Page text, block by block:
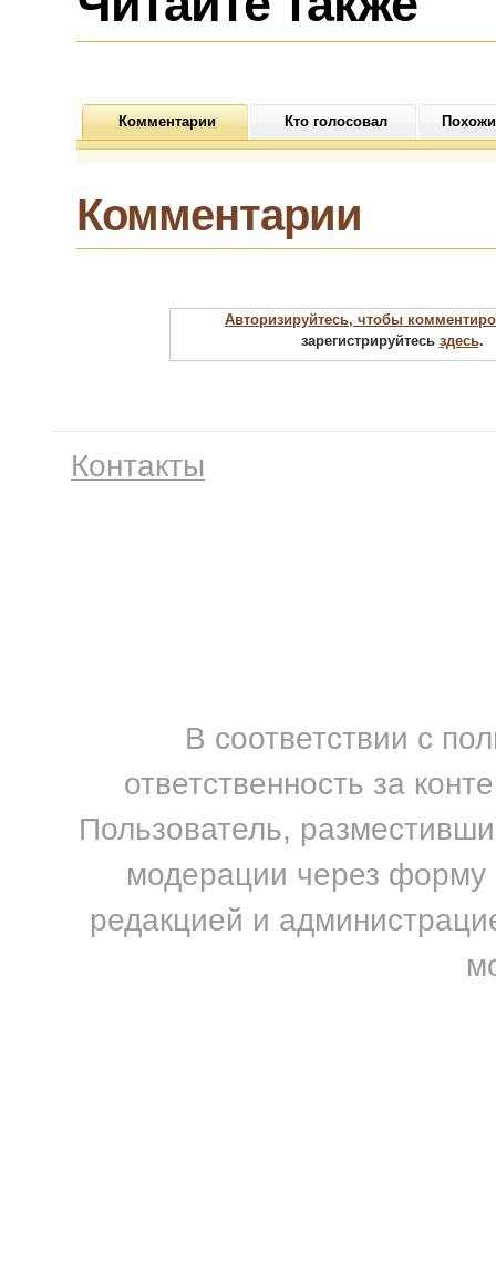
Комментарии Кто голосовал
Комментарии
Авторизируйтесь, чтобы
зарегистрируйтесь здесь.
Контакты
В соответствии с
ответственность за
Пользователь,
модерации через форму
редакцией и